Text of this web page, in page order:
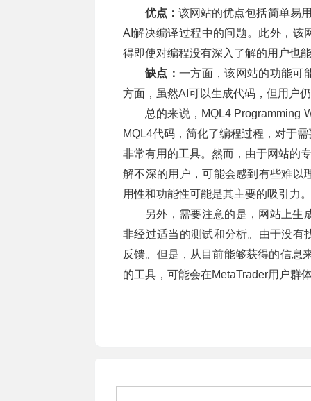
优点：该网站的优点包括简单易
AI解决编译过程中的问题。此外，该
得即使对编程没有深入了解的用户也
缺点：一方面，该网站的功能可
方面，虽然AI可以生成代码，但用户
总的来说，MQL4 Programming
MQL4代码，简化了编程过程，对于
非常有用的工具。然而，由于网站的
解不深的用户，可能会感到有些难以
用性和功能性可能是其主要的吸引力。
另外，需要注意的是，网站上生
非经过适当的测试和分析。由于没有
反馈。但是，从目前能够获得的信息
的工具，可能会在MetaTrader用户群